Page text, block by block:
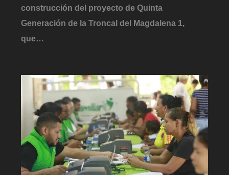
construcción del proyecto de Quinta
Generación de la Troncal del Magdalena 1,
que…